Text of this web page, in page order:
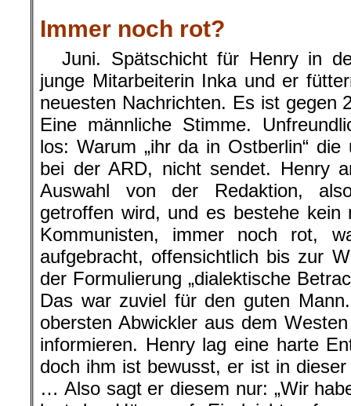
Immer noch rot?
Juni. Spätschicht für Henry in
junge Mitarbeiterin Inka und er
neuesten Nachrichten. Es ist gegen
Eine männliche Stimme.
los: Warum „ihr da in Ostberlin“
bei der ARD, nicht sendet. Henry
Auswahl von der Redaktion,
getroffen wird, und es bestehe kein
Kommunisten, immer noch rot,
aufgebracht, offensichtlich bis zur
der Formulierung „dialektische
Das war zuviel für den guten
obersten Abwickler aus dem
informieren. Henry lag eine harte
doch ihm ist bewusst, er ist in
… Also sagt er diesem nur: „Wir